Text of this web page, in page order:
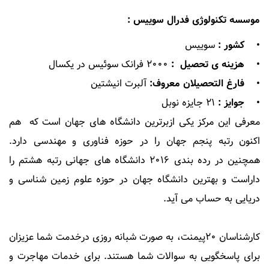
موسسه تکنولوژی فدرال سوییس :
• کشور : سوییس
• هزینه ی تحصیل :
• فارغ التحصیلان معروف:آلبرت انیشتین
• جوایز :
معرفی این مرکز یکی ازبرترین دانشگاه های جهان است که هم
اکنون رتبه پنجم جهان را در حوزه فناوری و مهندسی دارد.
همچنین در رده بندی ۲۰۱۶ دانشگاه های جهانی رتبه هشتم را
داراست و بهترین دانشگاه جهان در حوزه علوم زمین شناسی و
دریایی به حساب می آید.
کارشناسان 20پیمنت، به صورت شبانه روزی درخدمت شما عزیزان
برای پاسخگویی به سوالات شما هستند. برای خدمات مهاجرت و